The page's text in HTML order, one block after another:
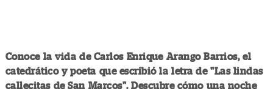
Conoce la vida de Carlos Enrique Arango Barrios, el
catedrático y poeta que escribió la letra de "Las lindas
callecitas de San Marcos". Descubre cómo una noche